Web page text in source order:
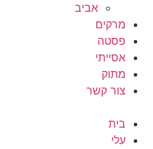
אביב
מרקים
פסטה
אסייתי
מתוק
צור קשר
בית
עלי